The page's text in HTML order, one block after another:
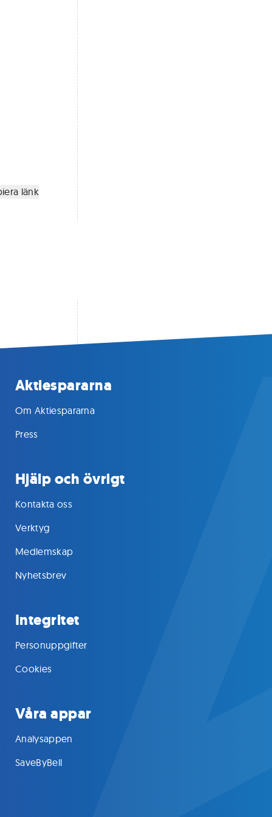
länk
Aktiespararna
Om Aktiespararna
Press
Hjälp och övrigt
Kontakta oss
Verktyg
Medlemskap
Nyhetsbrev
Integritet
Personuppgifter
Cookies
Våra appar
Analysappen
SaveByBell